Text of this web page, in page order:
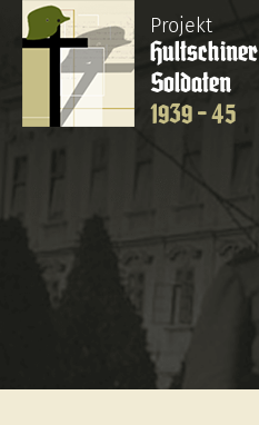
Projekt
Hultschiner
Soldaten
1939 - 45